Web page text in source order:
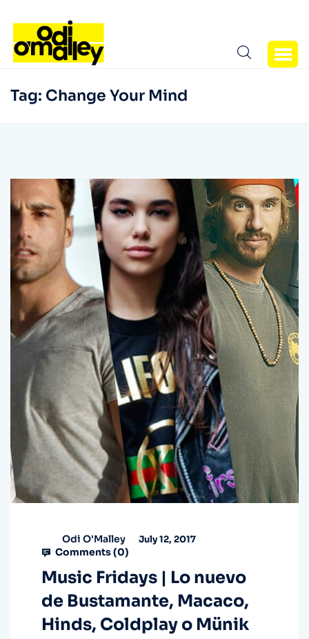
Tag: Change Your Mind
Odi O'Malley July 12, 2017
Comments (0)
Music Fridays | Lo nuevo
de Bustamante, Macaco,
Hinds, Coldplay o Münik